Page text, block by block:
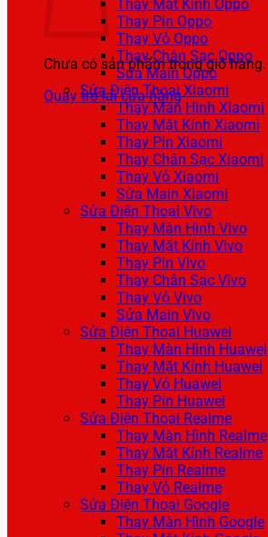
Chưa có sản phẩm trong giỏ hàng.
Quay trở lại cửa hàng
Thay Mặt Kính Oppo
Thay Pin Oppo
Thay Vỏ Oppo
Thay Chân Sạc Oppo
Sửa Main Oppo
Sửa Điện Thoại Xiaomi
Thay Màn Hình Xiaomi
Thay Mặt Kính Xiaomi
Thay Pin Xiaomi
Thay Chân Sạc Xiaomi
Thay Vỏ Xiaomi
Sửa Main Xiaomi
Sửa Điện Thoại Vivo
Thay Màn Hình Vivo
Thay Mặt Kính Vivo
Thay Pin Vivo
Thay Chân Sạc Vivo
Thay Vỏ Vivo
Sửa Main Vivo
Sửa Điện Thoại Huawei
Thay Màn Hình Huawei
Thay Mặt Kính Huawei
Thay Vỏ Huawei
Thay Pin Huawei
Sửa Điện Thoại Realme
Thay Màn Hình Realme
Thay Mặt Kính Realme
Thay Pin Realme
Thay Vỏ Realme
Sửa Điện Thoại Google
Thay Màn Hình Google